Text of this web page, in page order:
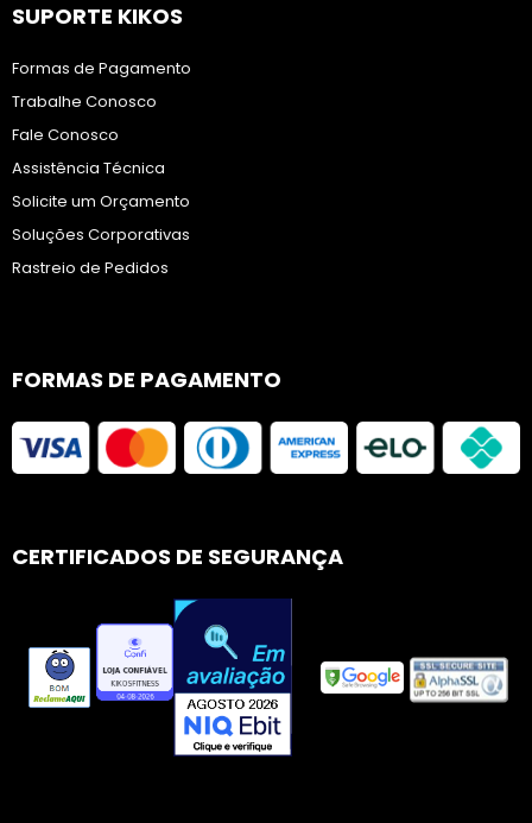
SUPORTE KIKOS
Formas de Pagamento
Trabalhe Conosco
Fale Conosco
Assistência Técnica
Solicite um Orçamento
Soluções Corporativas
Rastreio de Pedidos
FORMAS DE PAGAMENTO
CERTIFICADOS DE SEGURANÇA